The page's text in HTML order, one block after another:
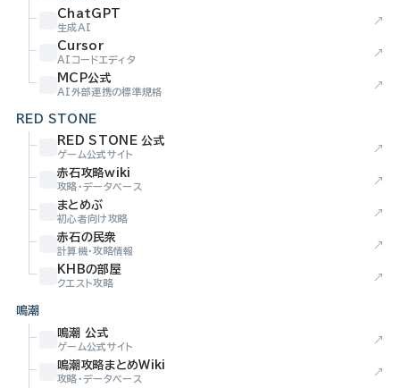
ChatGPT
生成AI
↗
Cursor
AIコードエディタ
↗
MCP公式
AI外部連携の標準規格
↗
RED STONE
RED STONE 公式
ゲーム公式サイト
↗
赤石攻略wiki
攻略・データベース
↗
まとめぶ
初心者向け攻略
↗
赤石の民衆
計算機・攻略情報
↗
KHBの部屋
クエスト攻略
↗
鳴潮
鳴潮 公式
ゲーム公式サイト
↗
鳴潮攻略まとめWiki
攻略・データベース
↗